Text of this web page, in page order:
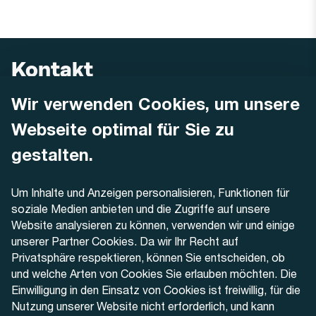
Wir verwenden Cookies, um unsere
Webseite optimal für Sie zu
gestalten.
Um Inhalte und Anzeigen personalisieren, Funktionen für
soziale Medien anbieten und die Zugriffe auf unsere
Website analysieren zu können, verwenden wir und einige
unserer Partner Cookies. Da wir Ihr Recht auf
Privatsphäre respektieren, können Sie entscheiden, ob
und welche Arten von Cookies Sie erlauben möchten. Die
Einwilligung in den Einsatz von Cookies ist freiwillig, für die
Nutzung unserer Website nicht erforderlich, und kann
Kontakt
AREMO
Dornacherstrasse 48
4500 Solothurn
+41 32 622 37 22
Kontaktformular